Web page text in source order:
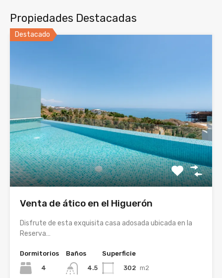
Propiedades Destacadas
Destacado
Venta de ático en el Higuerón
Disfrute de esta exquisita casa adosada ubicada en la
Reserva…
Dormitorios
4
Baños
4.5
Superficie
302 m2